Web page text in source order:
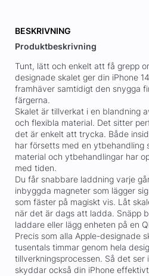
BESKRIVNING
Produktbeskrivning
Tunt, lätt och enkelt att få grepp
designade skalet ger din iPhone
framhäver samtidigt den snygga
färgerna.
Skalet är tillverkat i en blandning
och flexibla material. Det sitter
det är enkelt att trycka. Både
har försetts med en ytbehandling
material och ytbehandlingar har
med tiden.
Du får snabbare laddning varje
inbyggda magneter som lägger
som fäster på magiskt vis. Låt
när det är dags att ladda. Snäpp
laddare eller lägg enheten på en
Precis som alla Apple-designade
tusentals timmar genom hela
tillverkningsprocessen. Så det
skyddar också din iPhone